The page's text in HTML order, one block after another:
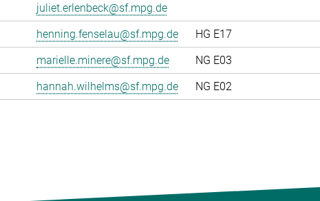
juliet.erlenbeck@sf.mpg.de
henning.fenselau@sf.mpg.de
HG E17
marielle.minere@sf.mpg.de
NG E03
hannah.wilhelms@sf.mpg.de NG E02